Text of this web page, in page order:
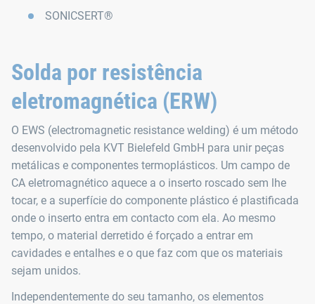
SONICSERT®
Solda por resistência
eletromagnética (ERW)
O EWS (electromagnetic resistance welding) é um método
desenvolvido pela KVT Bielefeld GmbH para unir peças
metálicas e componentes termoplásticos. Um campo de
CA eletromagnético aquece a o inserto roscado sem lhe
tocar, e a superfície do componente plástico é plastificada
onde o inserto entra em contacto com ela. Ao mesmo
tempo, o material derretido é forçado a entrar em
cavidades e entalhes e o que faz com que os materiais
sejam unidos.
Independentemente do seu tamanho, os elementos